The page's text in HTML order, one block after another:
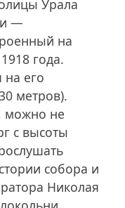
Урала
—
на
года.
его
метров).
можно не
с высоты
собора и
Николая